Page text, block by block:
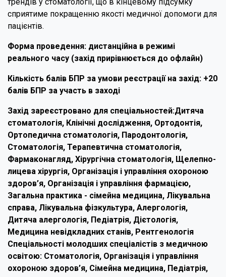
сприятиме покращенню якості медичної допомоги для
пацієнтів.
Форма проведення: дистанційна в режимі
реального часу (захід прирівнюється до офлайн)
Кількість балів БПР за умови реєстрації на захід: +20
балів БПР за участь в заході
Захід зареєстровано для спеціальностей:Дитяча
стоматологія, Клінічні дослідження, Ортодонтія,
Ортопедична стоматологія, Пародонтологія,
Стоматологія, Терапевтична стоматологія,
Фармаконагляд, Хірургічна стоматологія, Щелепно-
лицева хірургія, Організація і управління охороною
здоров’я, Організація і управління фармацією,
Загальна практика - сімейна медицина, Лікувальна
справа, Лікувальна фізкультура, Алергологія,
Дитяча алергологія, Педіатрія, Дієтологія,
Медицина невідкладних станів, Рентгенологія
Спеціальності молодших спеціалістів з медичною
освітою: Стоматологія, Організація і управління
охороною здоров’я, Сімейна медицина, Педіатрія,